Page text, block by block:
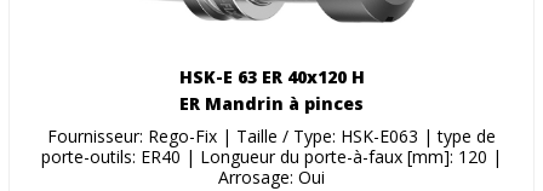
HSK-E 63 ER 40x120 H
ER Mandrin à pinces
Fournisseur: Rego-Fix | Taille / Type: HSK-E063 | type de
porte-outils: ER40 | Longueur du porte-à-faux [mm]: 120 |
Arrosage: Oui